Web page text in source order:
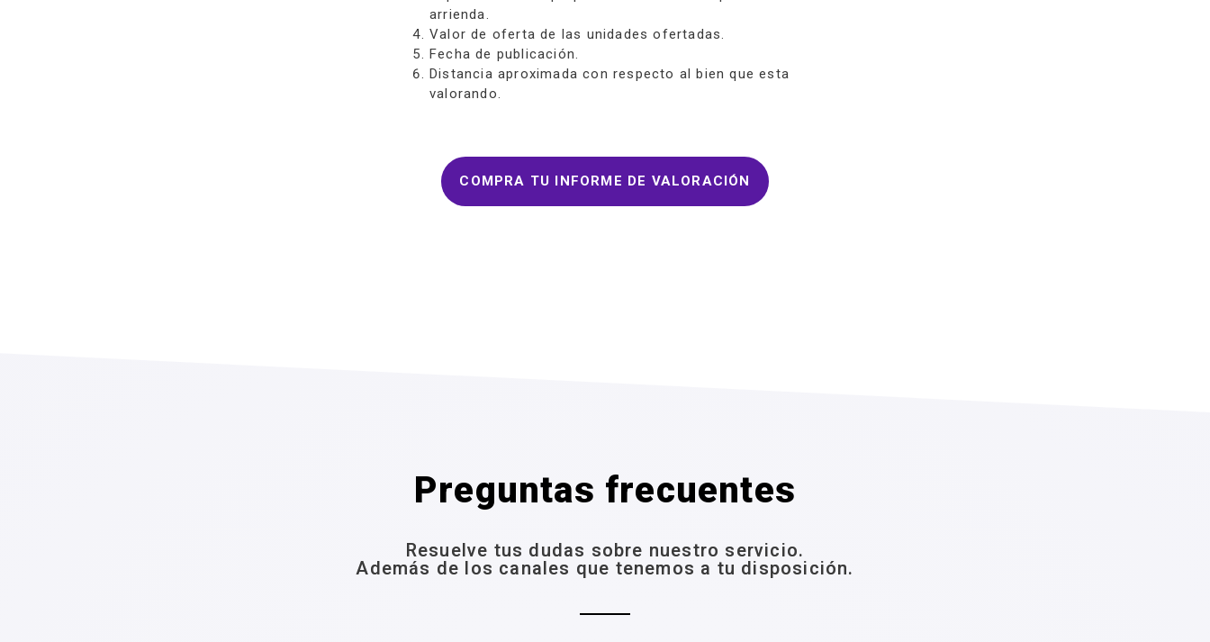
arrienda.
Valor de oferta de las unidades ofertadas.
Fecha de publicación.
Distancia aproximada con respecto al bien que esta
valorando.
COMPRA TU INFORME DE VALORACIÓN
Preguntas frecuentes
Resuelve tus dudas sobre nuestro servicio.
Además de los canales que tenemos a tu disposición.